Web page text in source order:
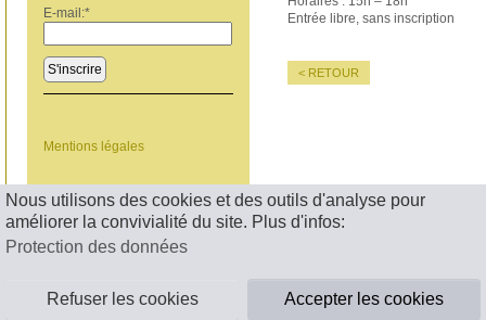
Nous utilisons des cookies et des outils d'analyse pour
améliorer la convivialité du site. Plus d'infos:
Protection des données
Refuser les cookies Accepter les cookies
E-mail:*
S'inscrire
Mentions légales
Entrée libre, sans inscription
< RETOUR